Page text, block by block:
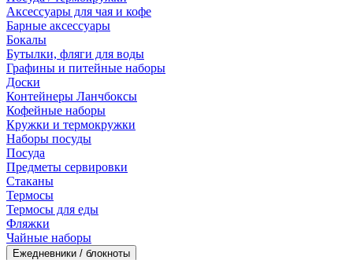
Аксессуары для чая и кофе
Барные аксессуары
Бокалы
Бутылки, фляги для воды
Графины и питейные наборы
Доски
Контейнеры Ланчбоксы
Кофейные наборы
Кружки и термокружки
Наборы посуды
Посуда
Предметы сервировки
Стаканы
Термосы
Термосы для еды
Фляжки
Чайные наборы
Ежедневники / блокноты